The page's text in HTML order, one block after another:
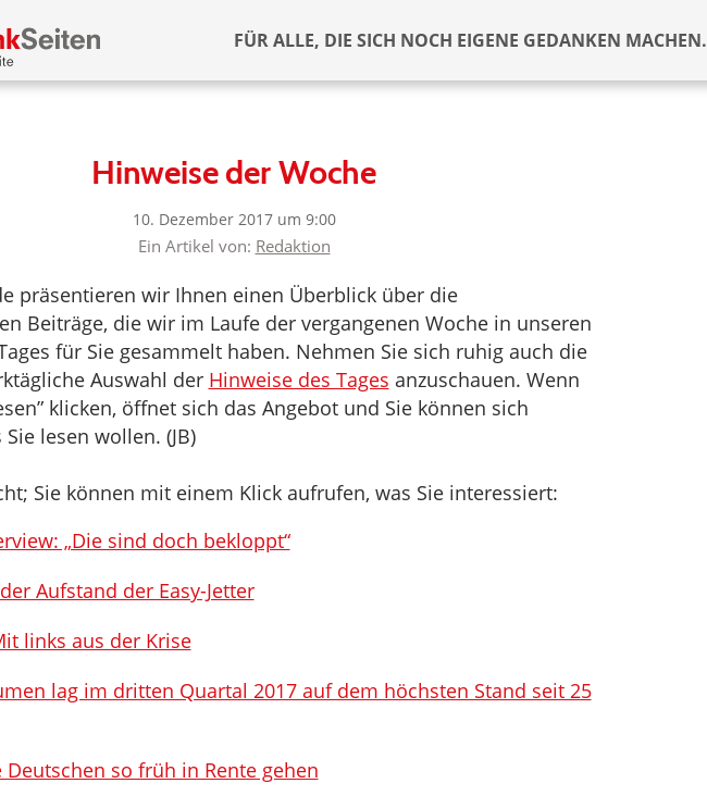
FÜR ALLE, DIE SICH NOCH EIGENE GEDANKEN MACHEN.
Hinweise der Woche
10. Dezember 2017 um 9:00
Ein Artikel von: Redaktion
präsentieren wir Ihnen einen Überblick über die
Beiträge, die wir im Laufe der vergangenen Woche in unseren
für Sie gesammelt haben. Nehmen Sie sich ruhig auch die
Auswahl der Hinweise des Tages anzuschauen. Wenn
klicken, öffnet sich das Angebot und Sie können sich
lesen wollen. (JB)
Sie können mit einem Klick aufrufen, was Sie interessiert:
„Die sind doch bekloppt“
Aufstand der Easy-Jetter
links aus der Krise
lag im dritten Quartal 2017 auf dem höchsten Stand seit 25
so früh in Rente gehen